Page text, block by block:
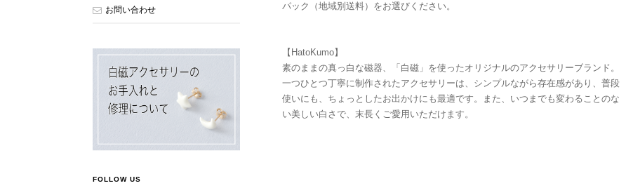
パック（地域別送料）をお選びください。
【HatoKumo】
素のままの真っ白な磁器、「白磁」を使ったオリジナルのアクセサリーブランド。
一つひとつ丁寧に制作されたアクセサリーは、シンプルながら存在感があり、普段
使いにも、ちょっとしたお出かけにも最適です。また、いつまでも変わることのな
い美しい白さで、末長くご愛用いただけます。
お問い合わせ
FOLLOW US